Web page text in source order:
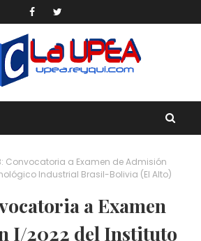
Convocatoria a Examen de Admisión
Industrial Brasil-Bolivia (El Alto)
a Examen
I/2022 del Instituto